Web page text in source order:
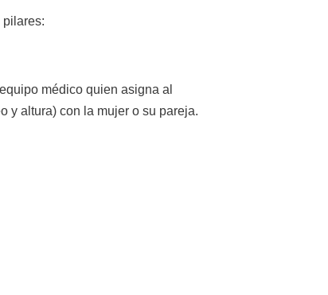
médico quien asigna al
y altura) con la mujer o su pareja.